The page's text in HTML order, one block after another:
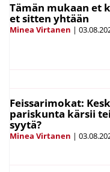
Tämän mukaan et
et sitten yhtään
Minea Virtanen |
Feissarimokat:
pariskunta kärsii
syytä?
Minea Virtanen |